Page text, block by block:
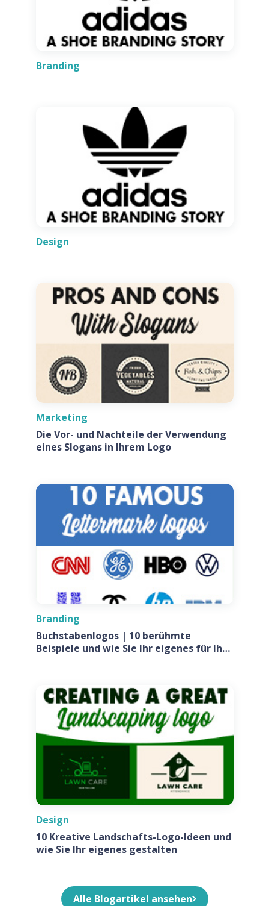
Branding
Design
Marketing
Die Vor- und Nachteile der Verwendung
eines Slogans in Ihrem Logo
Branding
Buchstabenlogos | 10 berühmte
Beispiele und wie Sie Ihr eigenes für Ihr
Design
10 Kreative Landschafts-Logo-Ideen und
wie Sie Ihr eigenes gestalten
Alle Blogartikel ansehen